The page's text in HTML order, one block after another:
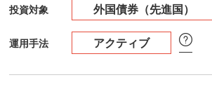
投資対象 外国債券（先進国）
運用手法 アクティブ